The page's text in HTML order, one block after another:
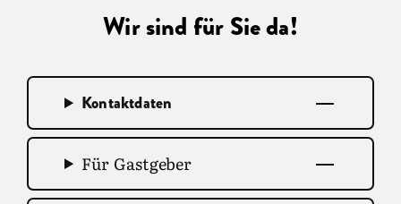
Wir sind für Sie da!
Kontaktdaten
Für Gastgeber